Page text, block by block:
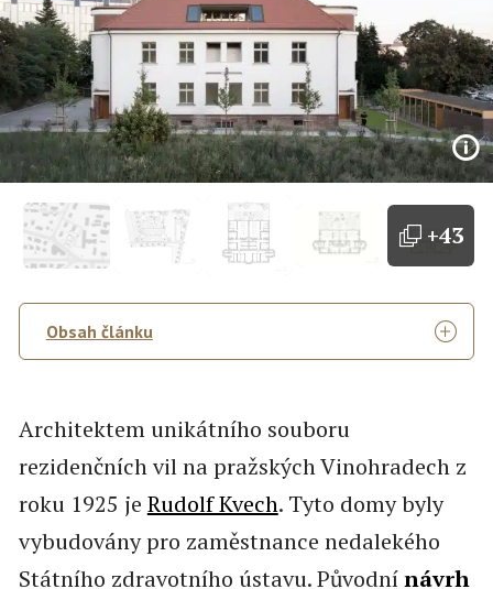
+43
Obsah článku
Architektem unikátního souboru
rezidenčních vil na pražských Vinohradech z
roku 1925 je Rudolf Kvech. Tyto domy byly
vybudovány pro zaměstnance nedalekého
Státního zdravotního ústavu. Původnínávrh